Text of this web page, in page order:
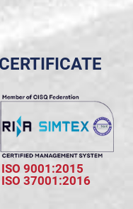
CERTIFICATE
ISO 9001:2015
ISO 37001:2016